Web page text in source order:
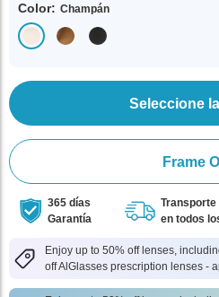
Color: Champán
Seleccione
Frame
365 días
Garantía
en todos
Enjoy up to 50% off lenses,
off AlGlasses prescription lenses -